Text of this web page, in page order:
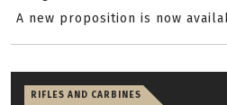
A new proposition is now
RIFLES AND CARBINES